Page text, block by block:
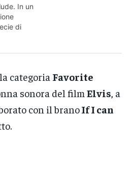
In un
di
categoria Favorite
sonora del film Elvis, a
con il branoIf I can